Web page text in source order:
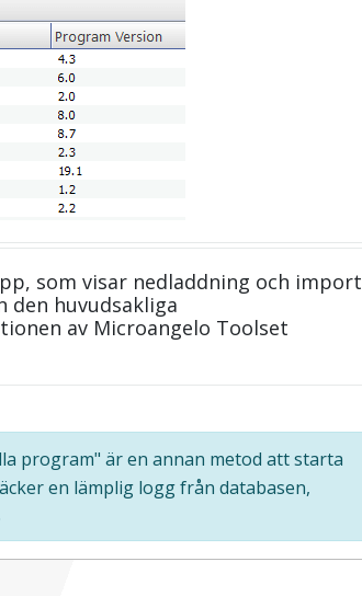
som visar nedladdning och import
den huvudsakliga
av Microangelo Toolset
program" är en annan metod att starta
en lämplig logg från databasen,